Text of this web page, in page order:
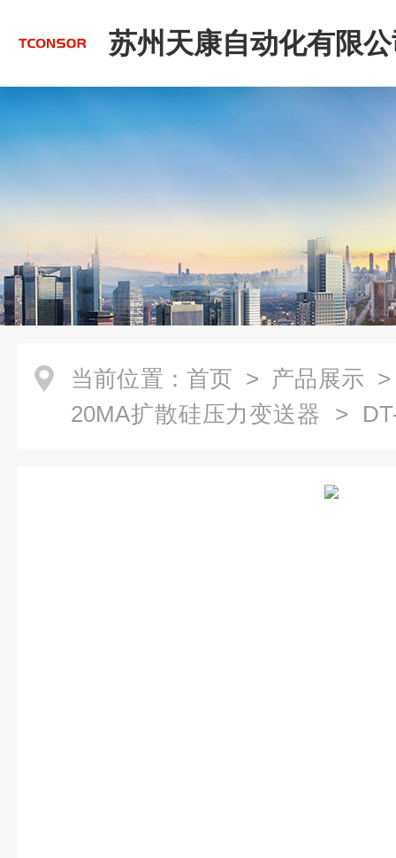
苏州天康自动化有限
当前位置： 首页 > 产品展示
20MA扩散硅压力变送器 >